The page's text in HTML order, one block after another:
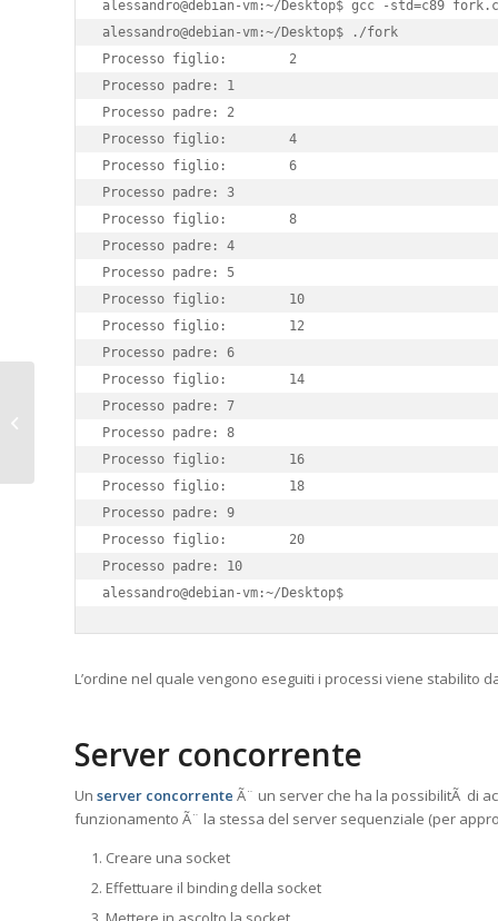
alessandro@debian-vm:~/Desktop$ gcc -std=c89
alessandro@debian-vm:~/Desktop$ ./fork
Processo figlio:        2
Processo padre: 1
Processo padre: 2
Processo figlio:        4
Processo figlio:        6
Processo padre: 3
Processo figlio:        8
Processo padre: 4
Processo padre: 5
Processo figlio:        10
Processo figlio:        12
Processo padre: 6
Processo figlio:        14
Processo padre: 7
Processo padre: 8
Processo figlio:        16
Processo figlio:        18
Processo padre: 9
Processo figlio:        20
Processo padre: 10
alessandro@debian-vm:~/Desktop$
L’ordine nel quale vengono eseguiti i processi viene stabilito
Server concorrente
Un server concorrente Ã¨ un server che ha la possibilitÃ di
funzionamento Ã¨ la stessa del server sequenziale (per
Creare una socket
Effettuare il binding della socket
Samsung semplifica l’interazione
uomo-macchina con il nuovo TicToc